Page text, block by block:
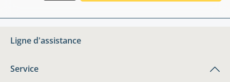
Ligne d'assistance
Service